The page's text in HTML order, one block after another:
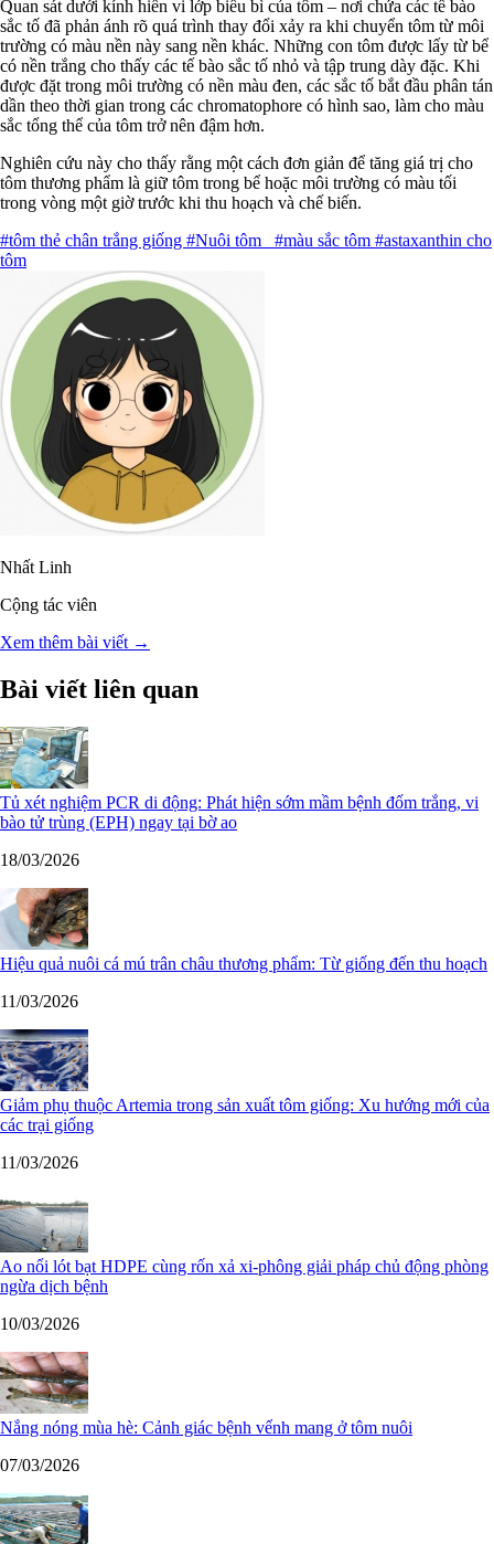
Quan sát dưới kính hiển vi lớp biểu bì của tôm – nơi chứa các tế bào
sắc tố đã phản ánh rõ quá trình thay đổi xảy ra khi chuyển tôm từ môi
trường có màu nền này sang nền khác. Những con tôm được lấy từ bể
có nền trắng cho thấy các tế bào sắc tố nhỏ và tập trung dày đặc. Khi
được đặt trong môi trường có nền màu đen, các sắc tố bắt đầu phân tán
dần theo thời gian trong các chromatophore có hình sao, làm cho màu
sắc tổng thể của tôm trở nên đậm hơn.
Nghiên cứu này cho thấy rằng một cách đơn giản để tăng giá trị cho
tôm thương phẩm là giữ tôm trong bể hoặc môi trường có màu tối
trong vòng một giờ trước khi thu hoạch và chế biến.
#tôm thẻ chân trắng giống #Nuôi tôm #màu sắc tôm #astaxanthin cho
tôm
Nhất Linh
Cộng tác viên
Xem thêm bài viết →
Bài viết liên quan
Tủ xét nghiệm PCR di động: Phát hiện sớm mầm bệnh đốm trắng, vi
bào tử trùng (EPH) ngay tại bờ ao
18/03/2026
Hiệu quả nuôi cá mú trân châu thương phẩm: Từ giống đến thu hoạch
11/03/2026
Giảm phụ thuộc Artemia trong sản xuất tôm giống: Xu hướng mới của
các trại giống
11/03/2026
Ao nổi lót bạt HDPE cùng rốn xả xi-phông giải pháp chủ động phòng
ngừa dịch bệnh
10/03/2026
Nắng nóng mùa hè: Cảnh giác bệnh vểnh mang ở tôm nuôi
07/03/2026